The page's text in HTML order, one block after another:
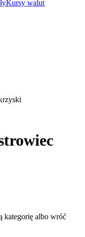
Kursy walut
kategorię albo wróć